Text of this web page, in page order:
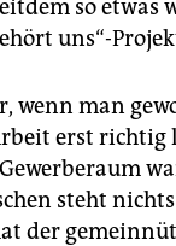
so etwas
uns“-
wenn man
erst richtig
steht nichts
der